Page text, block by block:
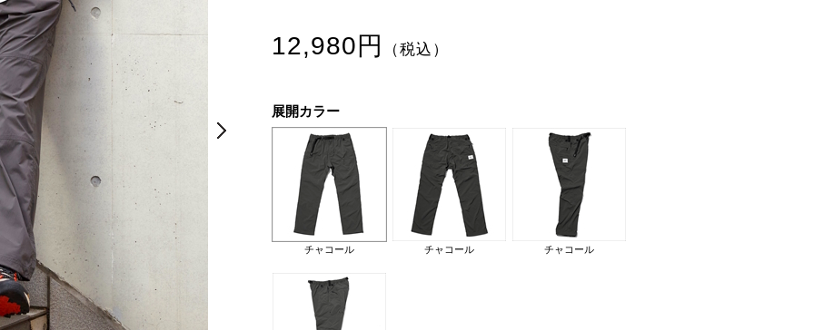
12,980円 （税込）
展開カラー
チャコール チャコール チャコール